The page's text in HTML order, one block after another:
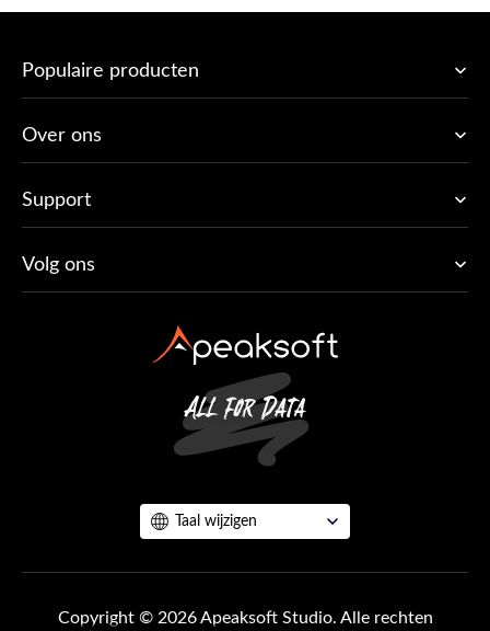
Populaire producten
Over ons
Support
Volg ons
Taal wijzigen
Copyright © 2026 Apeaksoft Studio. Alle rechten